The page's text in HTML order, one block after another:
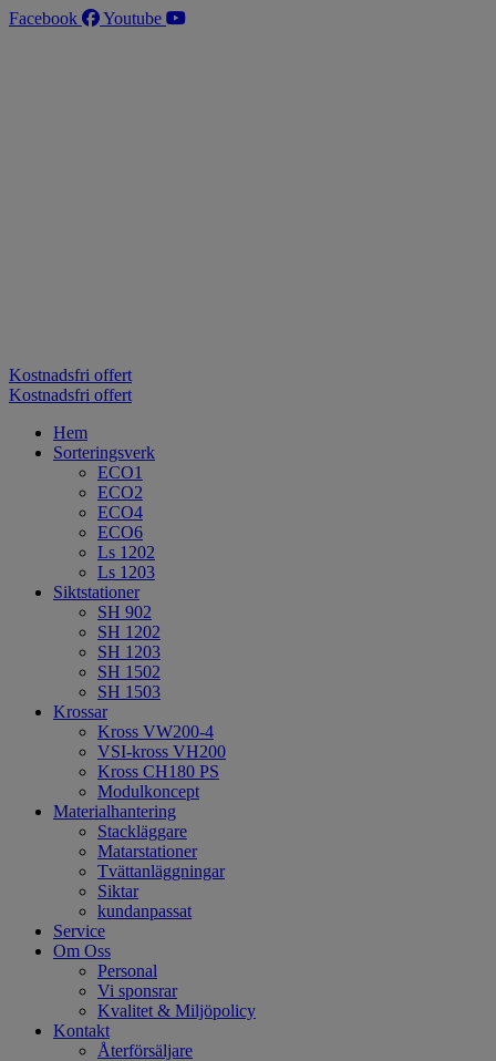
Hoppa
Facebook Youtube
Kostnadsfri offert
Kostnadsfri offert
Hem
Sorteringsverk
ECO1
ECO2
ECO4
ECO6
Ls 1202
Ls 1203
Siktstationer
SH 902
SH 1202
SH 1203
SH 1502
SH 1503
Krossar
Kross VW200-4
VSI-kross VH200
Kross CH180 PS
Modulkoncept
Materialhantering
Stackläggare
Matarstationer
Tvättanläggningar
Siktar
kundanpassat
Service
Om Oss
Personal
Vi sponsrar
Kvalitet & Miljöpolicy
Kontakt
Återförsäljare